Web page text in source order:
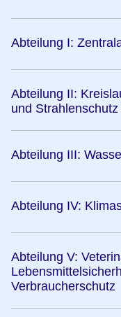
Abteilung I:
Abteilung II:
und Strahlenschutz
Abteilung III:
Abteilung IV:
Abteilung V:
Verbraucherschutz